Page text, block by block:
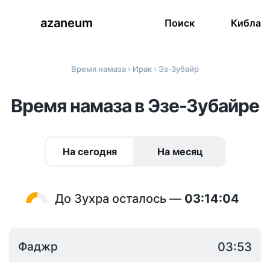
azaneum Поиск Кибла
Время намаза › Ирак › Эз-Зубайр
Время намаза в Эзе-Зубайре
На сегодня На месяц
До Зухра осталось — 03:14:04
Фаджр 03:53